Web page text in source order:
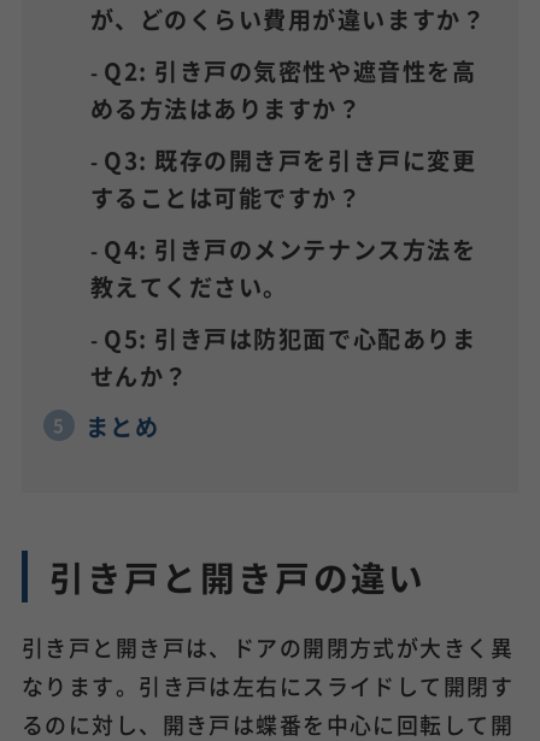
が、どのくらい費用が違いますか？
Q2: 引き戸の気密性や遮音性を高
める方法はありますか？
Q3: 既存の開き戸を引き戸に変更
することは可能ですか？
Q4: 引き戸のメンテナンス方法を
教えてください。
Q5: 引き戸は防犯面で心配ありま
せんか？
まとめ
引き戸と開き戸の違い
引き戸と開き戸は、ドアの開閉方式が大きく異
なります。引き戸は左右にスライドして開閉す
るのに対し、開き戸は蝶番を中心に回転して開